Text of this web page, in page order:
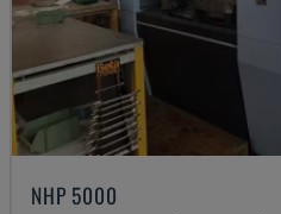
NHP 5000